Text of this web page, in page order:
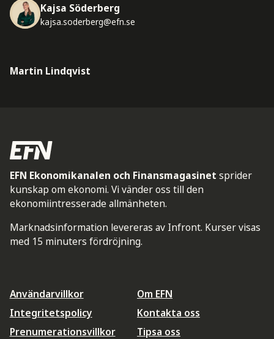
Kajsa Söderberg
kajsa.soderberg@efn.se
Martin Lindqvist
EFN Ekonomikanalen och Finansmagasinet sprider
kunskap om ekonomi. Vi vänder oss till den
ekonomiintresserade allmänheten.
Marknadsinformation levereras av Infront. Kurser visas
med 15 minuters fördröjning.
Användarvillkor
Integritetspolicy
Prenumerationsvillkor
Om EFN
Kontakta oss
Tipsa oss